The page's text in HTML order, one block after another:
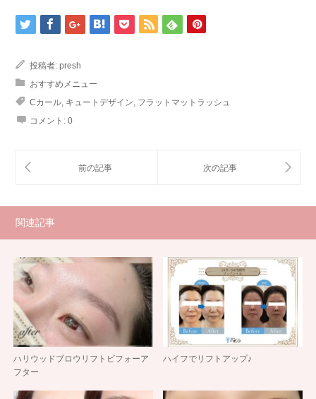
投稿者: presh
おすすめメニュー
Cカール, キュートデザイン, フラットマットラッシュ
コメント: 0
関連記事
ハリウッドブロウリフトビフォーア
フター
ハイフでリフトアップ♪